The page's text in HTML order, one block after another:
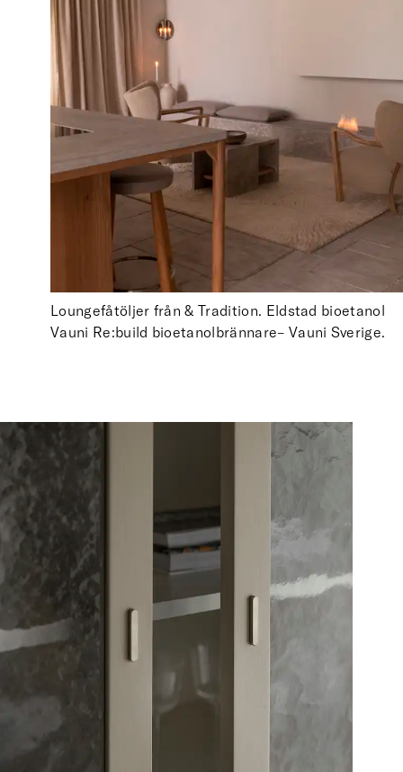
Loungefåtöljer från & Tradition. Eldstad bioetanol
Vauni Re:build bioetanolbrännare– Vauni Sverige.